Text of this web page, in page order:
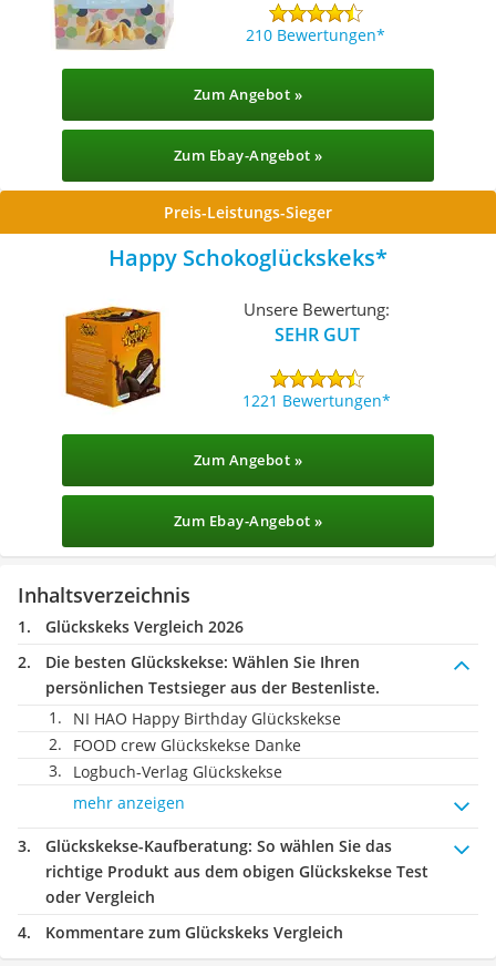
210 Bewertungen
Zum Angebot »
Zum Ebay-Angebot »
Preis-Leistungs-Sieger
Happy Schokoglückskeks
Unsere Bewertung:
SEHR GUT
1221 Bewertungen
Zum Angebot »
Zum Ebay-Angebot »
Inhaltsverzeichnis
Glückskeks Vergleich 2026
Die besten Glückskekse: Wählen Sie Ihren
persönlichen Testsieger aus der Bestenliste.
NI HAO Happy Birthday Glückskekse
FOOD crew Glückskekse Danke
Logbuch-Verlag Glückskekse
mehr anzeigen
Glückskekse-Kaufberatung: So wählen Sie das
richtige Produkt aus dem obigen Glückskekse Test
oder Vergleich
Kommentare zum Glückskeks Vergleich